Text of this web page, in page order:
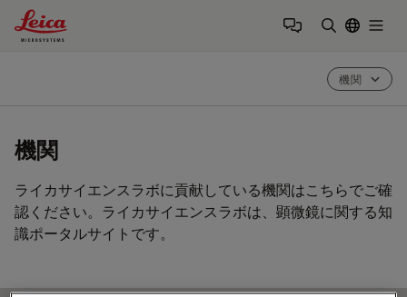
Leica Microsystems Logo
機関
機関
ライカサイエンスラボに貢献している機関はこちらでご確
認ください。ライカサイエンスラボは、顕微鏡に関する知
識ポータルサイトです。